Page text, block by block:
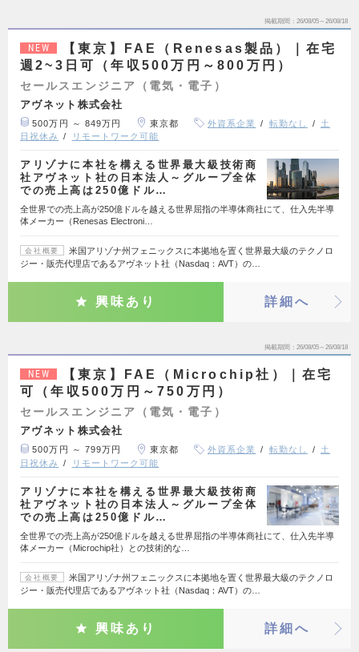
掲載期間 26/08/05～26/08/18
NEW
【東京】FAE（Renesas製品）｜在宅
週2~3日可（年収500万円～800万円）
セールスエンジニア（電気・電子）
アヴネット株式会社
500万円 ～ 849万円 東京都 外資系企業 転勤なし
土
日祝休み
リモートワーク可能
アリゾナに本社を構える世界最大級技術商
社アヴネット社の日本法人～グループ全体
での売上高は250億ドル…
全世界での売上高が250億ドルを越える世界屈指の半導体商社にて、仕入先半導
体メーカー（Renesas Electroni…
会社概要
米国アリゾナ州フェニックスに本拠地を置く世界最大級のテクノロ
ジー・販売代理店であるアヴネット社（Nasdaq：AVT）の…
興味あり 詳細へ
掲載期間 26/08/05～26/08/18
NEW
【東京】FAE（Microchip社）｜在宅
可（年収500万円～750万円）
セールスエンジニア（電気・電子）
アヴネット株式会社
500万円 ～ 799万円 東京都 外資系企業 転勤なし
土
日祝休み
リモートワーク可能
アリゾナに本社を構える世界最大級技術商
社アヴネット社の日本法人～グループ全体
での売上高は250億ドル…
全世界での売上高が250億ドルを越える世界屈指の半導体商社にて、仕入先半導
体メーカー（Microchip社）との技術的な…
会社概要
米国アリゾナ州フェニックスに本拠地を置く世界最大級のテクノロ
ジー・販売代理店であるアヴネット社（Nasdaq：AVT）の…
興味あり 詳細へ